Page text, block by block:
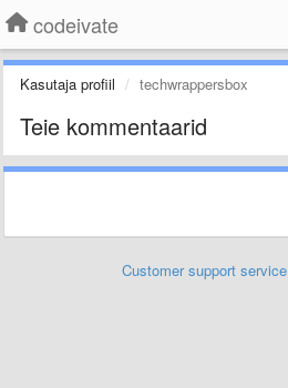
codeivate
Kasutaja profiil techwrappersbox
Teie kommentaarid
Customer support service